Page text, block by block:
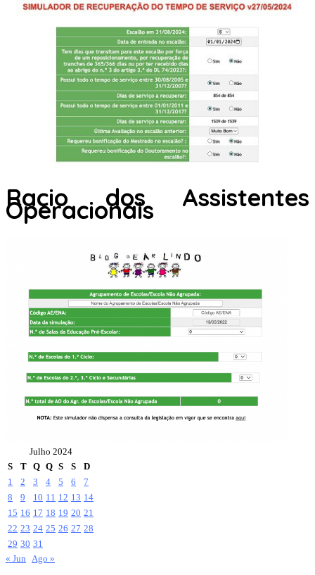
Racio dos Assistentes
Operacionais
Julho 2024
S
T Q Q S S
D
1
2 3 4 5 6
7
8
9 10 11 12 13 14
15 16 17 18 19 20 21
22 23 24 25 26 27 28
29 30 31
« Jun
Ago »